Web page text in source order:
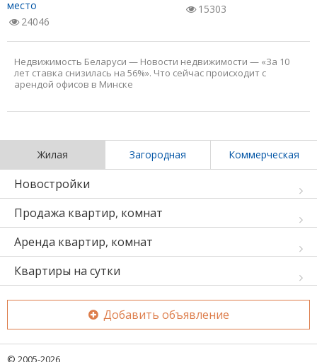
место
24046
15303
Недвижимость Беларуси — Новости недвижимости — «За 10
лет ставка снизилась на 56%». Что сейчас происходит с
арендой офисов в Минске
Жилая Загородная Коммерческая
Новостройки
Продажа квартир, комнат
Аренда квартир, комнат
Квартиры на сутки
Добавить объявление
© 2005-2026